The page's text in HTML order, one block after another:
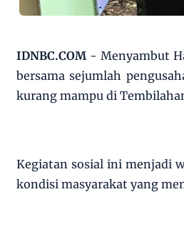
IDNBC.COM- Menyambut
bersama sejumlah
kurang mampu di
Kegiatan sosial ini menjadi
kondisi masyarakat yang